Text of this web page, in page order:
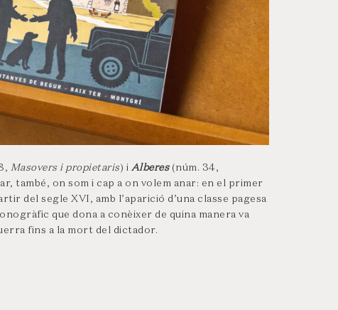
Masovers i propietaris) i Alberes (núm. 34,
també, on som i cap a on volem anar: en el primer
del segle XVI, amb l’aparició d’una classe pagesa
que dona a conèixer de quina manera va
fins a la mort del dictador.